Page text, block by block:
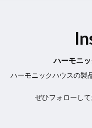
ハーモニ
ハーモニックハウスの製
ぜひフォローし